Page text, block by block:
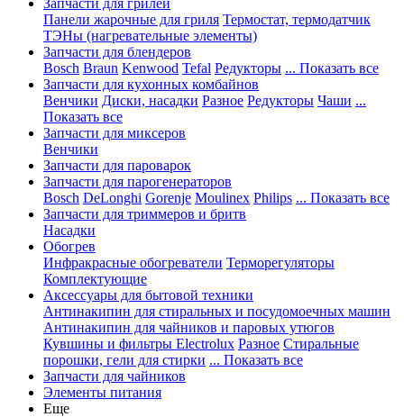
Запчасти для грилей
Панели жарочные для гриля Термостат, термодатчик
ТЭНы (нагревательные элементы)
Запчасти для блендеров
Bosch Braun Kenwood Tefal Редукторы ... Показать все
Запчасти для кухонных комбайнов
Венчики Диски, насадки Разное Редукторы Чаши ...
Показать все
Запчасти для миксеров
Венчики
Запчасти для пароварок
Запчасти для парогенераторов
Bosch DeLonghi Gorenje Moulinex Philips ... Показать все
Запчасти для триммеров и бритв
Насадки
Обогрев
Инфракрасные обогреватели Терморегуляторы
Комплектующие
Аксессуары для бытовой техники
Антинакипин для стиральных и посудомоечных машин
Антинакипин для чайников и паровых утюгов
Кувшины и фильтры Electrolux Разное Стиральные
порошки, гели для стирки ... Показать все
Запчасти для чайников
Элементы питания
Еще